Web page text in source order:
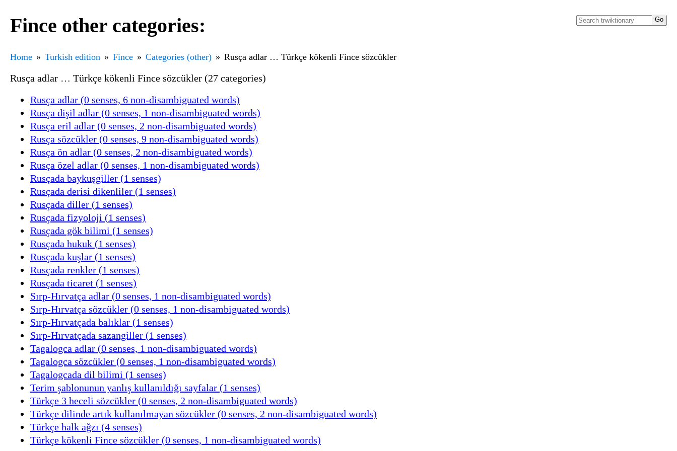
Fince other categories:
Home Turkish edition Fince Categories (other) Rusça adlar … Türkçe kökenli Fince sözcükler
Rusça adlar … Türkçe kökenli Fince sözcükler (27 categories)
Rusça adlar (0 senses, 6 non-disambiguated words)
Rusça dişil adlar (0 senses, 1 non-disambiguated words)
Rusça eril adlar (0 senses, 2 non-disambiguated words)
Rusça sözcükler (0 senses, 9 non-disambiguated words)
Rusça ön adlar (0 senses, 2 non-disambiguated words)
Rusça özel adlar (0 senses, 1 non-disambiguated words)
Rusçada baykuşgiller (1 senses)
Rusçada derisi dikenliler (1 senses)
Rusçada diller (1 senses)
Rusçada fizyoloji (1 senses)
Rusçada gök bilimi (1 senses)
Rusçada hukuk (1 senses)
Rusçada kuşlar (1 senses)
Rusçada renkler (1 senses)
Rusçada ticaret (1 senses)
Sırp-Hırvatça adlar (0 senses, 1 non-disambiguated words)
Sırp-Hırvatça sözcükler (0 senses, 1 non-disambiguated words)
Sırp-Hırvatçada balıklar (1 senses)
Sırp-Hırvatçada sazangiller (1 senses)
Tagalogca adlar (0 senses, 1 non-disambiguated words)
Tagalogca sözcükler (0 senses, 1 non-disambiguated words)
Tagalogcada dil bilimi (1 senses)
Terim şablonunun yanlış kullanıldığı sayfalar (1 senses)
Türkçe 3 heceli sözcükler (0 senses, 2 non-disambiguated words)
Türkçe dilinde artık kullanılmayan sözcükler (0 senses, 2 non-disambiguated words)
Türkçe halk ağzı (4 senses)
Türkçe kökenli Fince sözcükler (0 senses, 1 non-disambiguated words)